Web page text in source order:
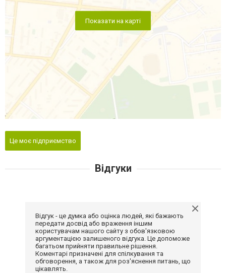
Показати на карті
Це моє підприємство
Відгуки
Відгук - це думка або оцінка людей, які бажають
передати досвід або враження іншим
користувачам нашого сайту з обов'язковою
аргументацією залишеного відгука. Це допоможе
багатьом прийняти правильне рішення.
Коментарі призначені для спілкування та
обговорення, а також для роз'яснення питань, що
цікавлять.